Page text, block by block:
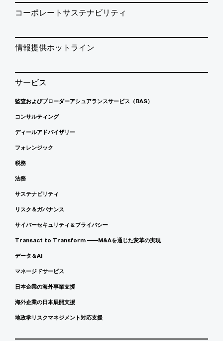
コーポレートサステナビリティ
情報提供ホットライン
サービス
監査およびブローダーアシュアランスサービス（BAS）
コンサルティング
ディールアドバイザリー
フォレンジック
税務
法務
サステナビリティ
リスク＆ガバナンス
サイバーセキュリティ＆プライバシー
Transact to Transform ――M&Aを通じた変革の実現
データ＆AI
マネージドサービス
日本企業の海外事業支援
海外企業の日本展開支援
地政学リスクマネジメント対応支援